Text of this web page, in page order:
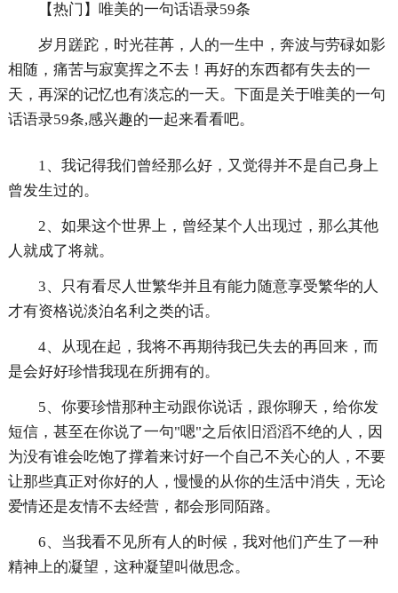
【热门】唯美的一句话语录59条
岁月蹉跎，时光荏苒，人的一生中，奔波与劳碌如影
相随，痛苦与寂寞挥之不去！再好的东西都有失去的一
天，再深的记忆也有淡忘的一天。下面是关于唯美的一句
话语录59条,感兴趣的一起来看看吧。
1、我记得我们曾经那么好，又觉得并不是自己身上
曾发生过的。
2、如果这个世界上，曾经某个人出现过，那么其他
人就成了将就。
3、只有看尽人世繁华并且有能力随意享受繁华的人
才有资格说淡泊名利之类的话。
4、从现在起，我将不再期待我已失去的再回来，而
是会好好珍惜我现在所拥有的。
5、你要珍惜那种主动跟你说话，跟你聊天，给你发
短信，甚至在你说了一句"嗯"之后依旧滔滔不绝的人，因
为没有谁会吃饱了撑着来讨好一个自己不关心的人，不要
让那些真正对你好的人，慢慢的从你的生活中消失，无论
爱情还是友情不去经营，都会形同陌路。
6、当我看不见所有人的时候，我对他们产生了一种
精神上的凝望，这种凝望叫做思念。